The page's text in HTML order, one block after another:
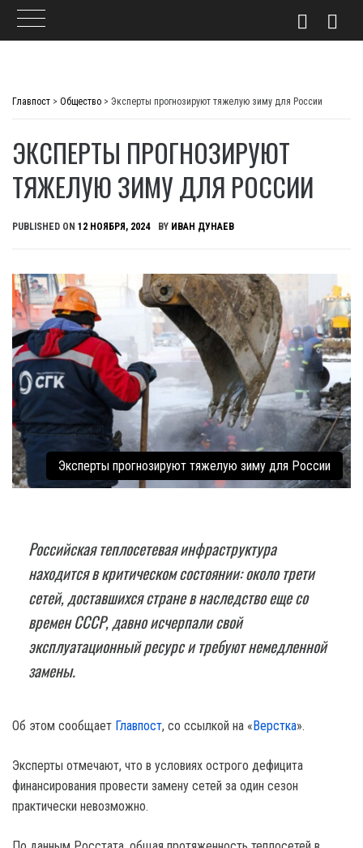
Главпост > Общество > Эксперты прогнозируют тяжелую зиму для России
ЭКСПЕРТЫ ПРОГНОЗИРУЮТ
ТЯЖЕЛУЮ ЗИМУ ДЛЯ РОССИИ
PUBLISHED ON 12 НОЯБРЯ, 2024 BY ИВАН ДУНАЕВ
Эксперты прогнозируют тяжелую зиму для России
Российская теплосетевая инфраструктура
находится в критическом состоянии: около трети
сетей, доставшихся стране в наследство еще со
времен СССР, давно исчерпали свой
эксплуатационный ресурс и требуют немедленной
замены.
Об этом сообщает Главпост, со ссылкой на «Верстка».
Эксперты отмечают, что в условиях острого дефицита
финансирования провести замену сетей за один сезон
практически невозможно.